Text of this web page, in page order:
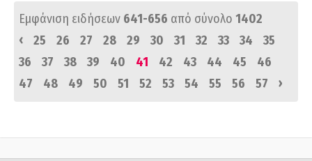
Εμφάνιση ειδήσεων 641-656 από σύνολο 1402
‹
25 26 27 28 29 30 31 32 33 34
35
36
37 38 39 40 41 42 43 44 45
46
47
48 49 50 51 52 53 54 55 56 57 ›